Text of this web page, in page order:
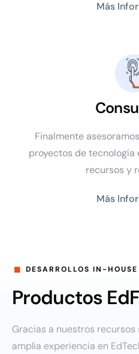
Más
Finalmente
proyectos de
recursos y
Más
DESARROLLOS IN-HOUSE
Productos EdF
Gracias a nuestros recursos
amplia experiencia en